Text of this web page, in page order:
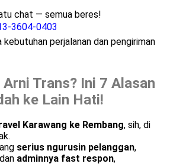
chat — semua beres!
3604-0403
kebutuhan perjalanan dan pengiriman
Trans? Ini 7 Alasan
ke Lain Hati!
Karawang ke Rembang, sih, di
serius ngurusin pelanggan,
adminnya fast respon,